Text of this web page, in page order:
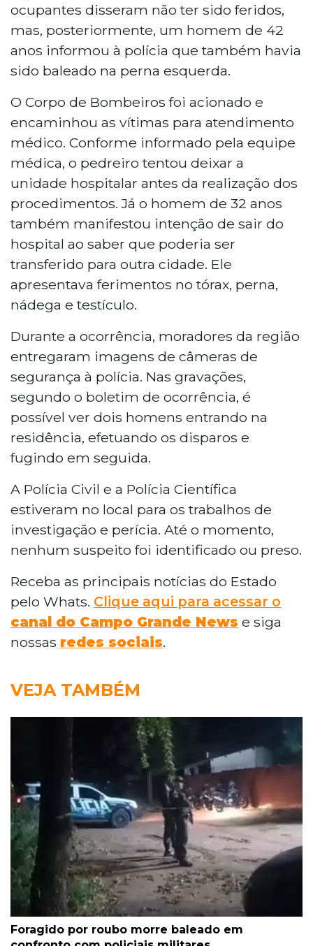
ocupantes disseram não ter sido feridos,
mas, posteriormente, um homem de 42
anos informou à polícia que também havia
sido baleado na perna esquerda.
O Corpo de Bombeiros foi acionado e
encaminhou as vítimas para atendimento
médico. Conforme informado pela equipe
médica, o pedreiro tentou deixar a
unidade hospitalar antes da realização dos
procedimentos. Já o homem de 32 anos
também manifestou intenção de sair do
hospital ao saber que poderia ser
transferido para outra cidade. Ele
apresentava ferimentos no tórax, perna,
nádega e testículo.
Durante a ocorrência, moradores da região
entregaram imagens de câmeras de
segurança à polícia. Nas gravações,
segundo o boletim de ocorrência, é
possível ver dois homens entrando na
residência, efetuando os disparos e
fugindo em seguida.
A Polícia Civil e a Polícia Científica
estiveram no local para os trabalhos de
investigação e perícia. Até o momento,
nenhum suspeito foi identificado ou preso.
Receba as principais notícias do Estado
pelo Whats. Clique aqui para acessar o
canal do Campo Grande News e siga
nossas redes sociais.
VEJA TAMBÉM
Foragido por roubo morre baleado em